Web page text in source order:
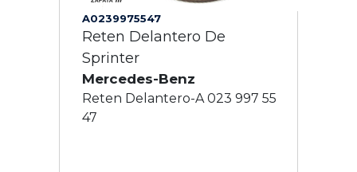
A0239975547
Reten Delantero De
Sprinter
Mercedes-Benz
Reten Delantero-A 023 997 55
47